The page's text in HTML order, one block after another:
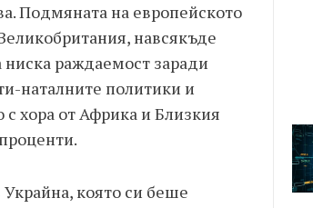
Подмяната на европейското
навсякъде
ниска раждаемост заради
наталните политики и
хора от Африка и Близкия
която си беше